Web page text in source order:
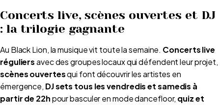
Concerts live, scènes ouvertes et DJ
: la trilogie gagnante
Au Black Lion, la musique vit toute la semaine. Concerts live
réguliersavec des groupes locaux qui défendent leur projet,
scènes ouvertesqui font découvrir les artistes en
émergence, DJ sets tous les vendredis et samedis à
partir de 22hpour basculer en mode dancefloor, quiz et